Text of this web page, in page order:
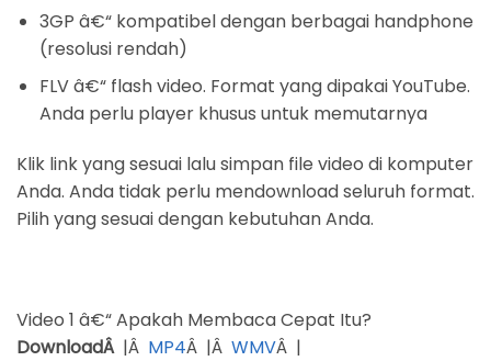
3GP â€“ kompatibel dengan berbagai handphone
(resolusi rendah)
FLV â€“ flash video. Format yang dipakai YouTube.
Anda perlu player khusus untuk memutarnya
Klik link yang sesuai lalu simpan file video di komputer
Anda. Anda tidak perlu mendownload seluruh format.
Pilih yang sesuai dengan kebutuhan Anda.
Video 1 â€“ Apakah Membaca Cepat Itu?
DownloadÂ |Â MP4Â |Â WMVÂ |